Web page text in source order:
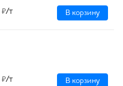
₽/т В корзину
₽/т В корзину